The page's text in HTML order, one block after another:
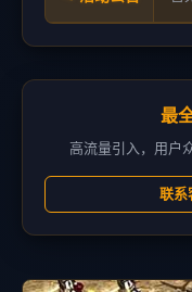
最
高流量引入，用户
联系